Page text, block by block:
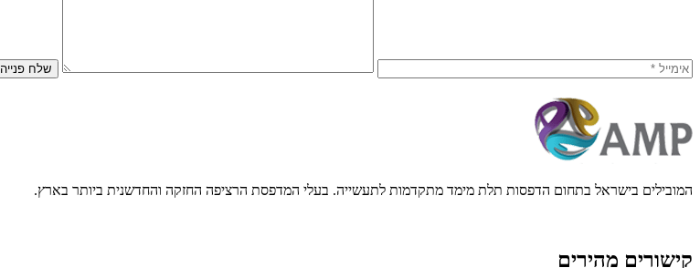
שלח פנייה
המובילים בישראל בתחום הדפסות תלת מימד מתקדמות לתעשייה. בעלי המדפסת הרציפה החזקה והחדשנית ביותר בארץ.
קישורים מהירים